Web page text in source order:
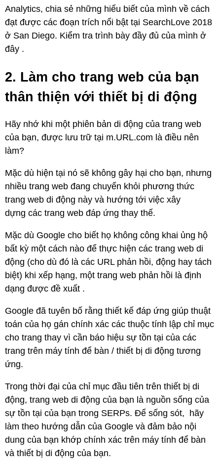
Analytics, chia sẻ những hiểu biết của mình về cách
đạt được các đoạn trích nổi bật tại SearchLove 2018
ở San Diego. Kiểm tra trình bày đầy đủ của mình ở
đây .
2. Làm cho trang web của bạn
thân thiện với thiết bị di động
Hãy nhớ khi một phiên bản di động của trang web
của bạn, được lưu trữ tại m.URL.com là điều nên
làm?
Mặc dù hiện tại nó sẽ không gây hại cho bạn, nhưng
nhiều trang web đang chuyển khỏi phương thức
trang web di động này và hướng tới việc xây
dựng các trang web đáp ứng thay thế.
Mặc dù Google cho biết họ không công khai ủng hộ
bất kỳ một cách nào để thực hiện các trang web di
động (cho dù đó là các URL phản hồi, động hay tách
biệt) khi xếp hạng, một trang web phản hồi là định
dạng được đề xuất .
Google đã tuyên bố rằng thiết kế đáp ứng giúp thuật
toán của họ gán chính xác các thuộc tính lập chỉ mục
cho trang thay vì cần báo hiệu sự tồn tại của các
trang trên máy tính để bàn / thiết bị di động tương
ứng.
Trong thời đại của chỉ mục đầu tiên trên thiết bị di
động, trang web di động của bạn là nguồn sống của
sự tồn tại của bạn trong SERPs. Để sống sót, hãy
làm theo hướng dẫn của Google và đảm bảo nội
dung của bạn khớp chính xác trên máy tính để bàn
và thiết bị di động của bạn.